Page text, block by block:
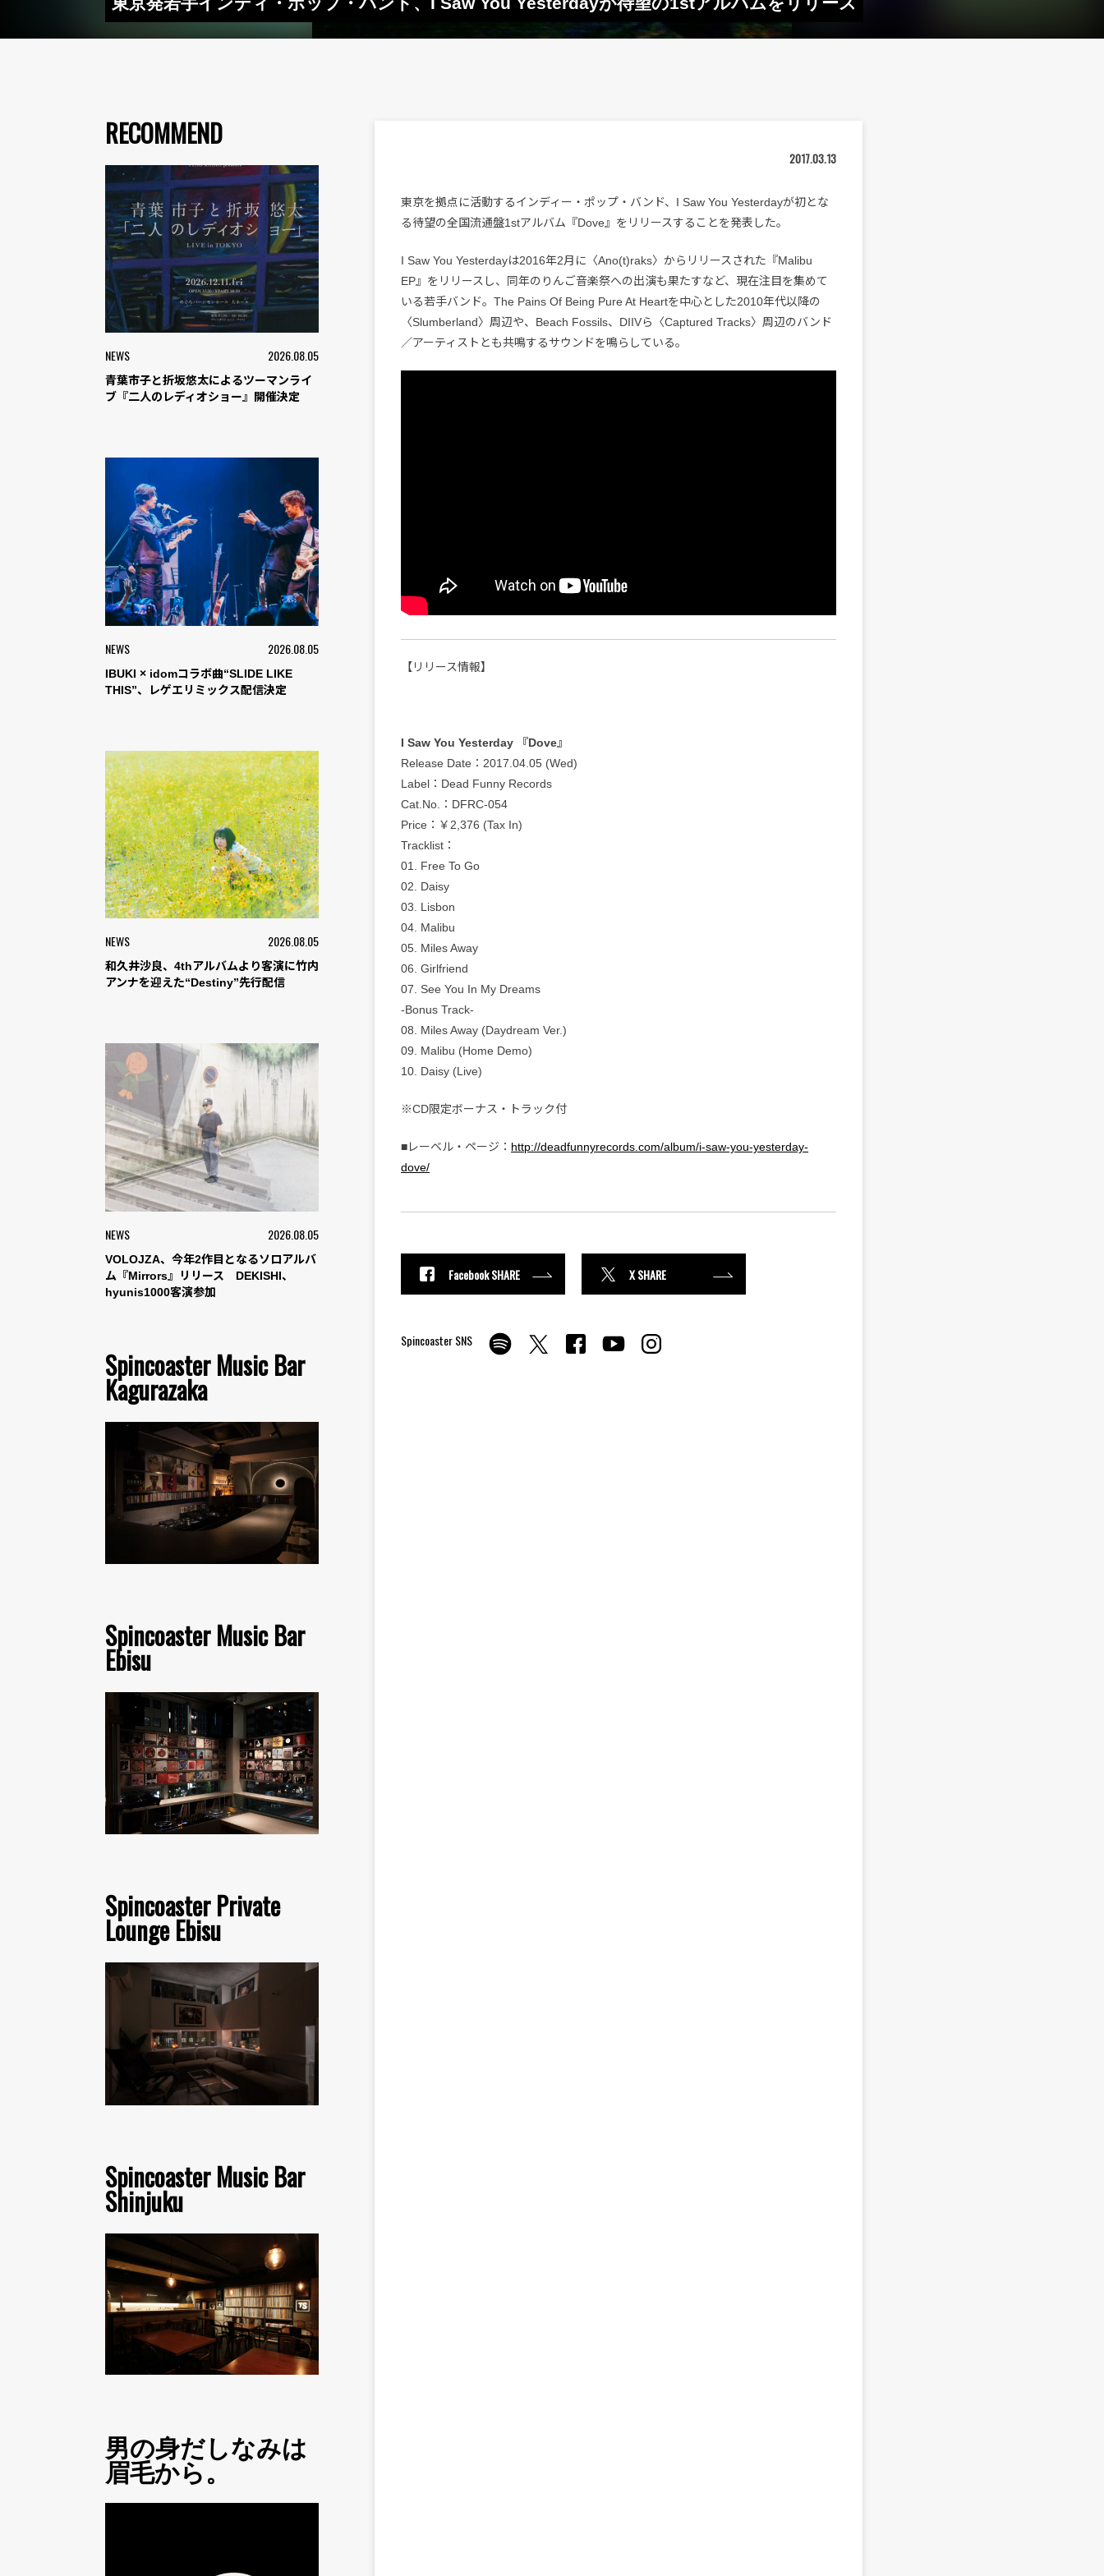
RECOMMEND
NEWS 2026.08.05
青葉市子と折坂悠太によるツーマンライ
ブ『二人のレディオショー』開催決定
NEWS 2026.08.05
IBUKI × idomコラボ曲“SLIDE LIKE
THIS”、レゲエリミックス配信決定
NEWS 2026.08.05
和久井沙良、4thアルバムより客演に竹内
アンナを迎えた“Destiny”先行配信
NEWS 2026.08.05
VOLOJZA、今年2作目となるソロアルバ
ム『Mirrors』リリース DEKISHI、
hyunis1000客演参加
Spincoaster Music Bar
Kagurazaka
Spincoaster Music Bar
Ebisu
Spincoaster Private
Lounge Ebisu
Spincoaster Music Bar
Shinjuku
男の身だしなみは
眉毛から。
2017.03.13
東京を拠点に活動するインディー・ポップ・バンド、I Saw You Yesterdayが初とな
る待望の全国流通盤1stアルバム『Dove』をリリースすることを発表した。
I Saw You Yesterdayは2016年2月に〈Ano(t)raks〉からリリースされた『Malibu
EP』をリリースし、同年のりんご音楽祭への出演も果たすなど、現在注目を集めて
いる若手バンド。The Pains Of Being Pure At Heartを中心とした2010年代以降の
〈Slumberland〉周辺や、Beach Fossils、DIIVら〈Captured Tracks〉周辺のバンド
／アーティストとも共鳴するサウンドを鳴らしている。
【リリース情報】
I Saw You Yesterday 『Dove』
Release Date：2017.04.05 (Wed)
Label：Dead Funny Records
Cat.No.：DFRC-054
Price：￥2,376 (Tax In)
Tracklist：
01. Free To Go
02. Daisy
03. Lisbon
04. Malibu
05. Miles Away
06. Girlfriend
07. See You In My Dreams
-Bonus Track-
08. Miles Away (Daydream Ver.)
09. Malibu (Home Demo)
10. Daisy (Live)
※CD限定ボーナス・トラック付
■レーベル・ページ： http://deadfunnyrecords.com/album/i-saw-you-yesterday-
dove/
Facebook SHARE X SHARE
Spincoaster SNS